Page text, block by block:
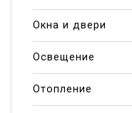
Окна и двери
Освещение
Отопление